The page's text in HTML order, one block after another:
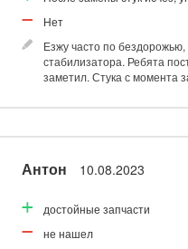
Нет
Езжу часто по
стабилизатора. Ребята
заметил. Стука с момента
Антон 10.08.2023
достойные запчасти
не нашел